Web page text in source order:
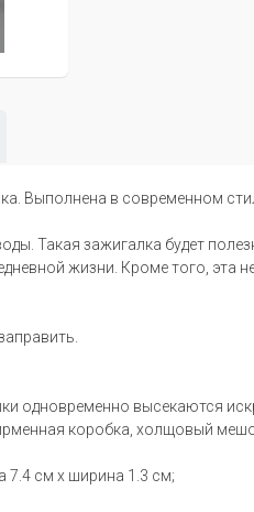
Выполнена в современном
Такая зажигалка будет
жизни. Кроме того, эта
одновременно высекаются
коробка, холщовый
7.4 см х ширина 1.3 см;